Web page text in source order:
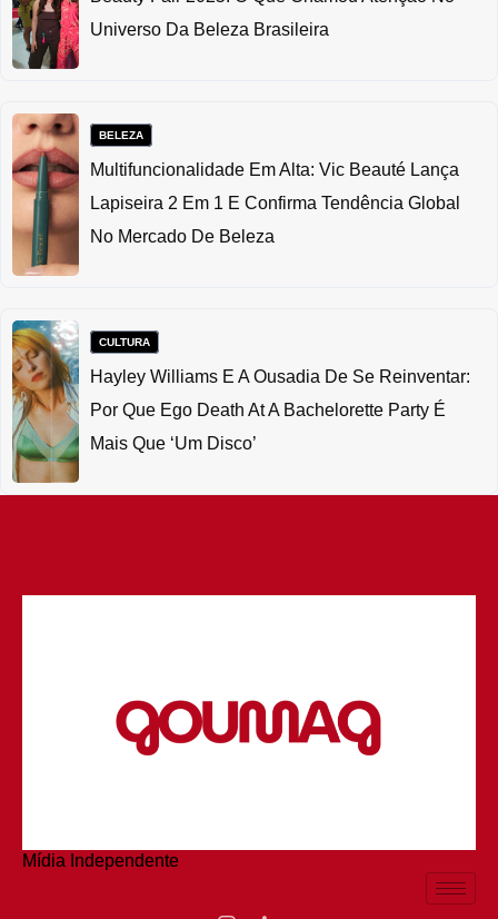
Universo Da Beleza Brasileira
BELEZA
Multifuncionalidade Em Alta: Vic Beauté Lança
Lapiseira 2 Em 1 E Confirma Tendência Global
No Mercado De Beleza
CULTURA
Hayley Williams E A Ousadia De Se Reinventar:
Por Que Ego Death At A Bachelorette Party É
Mais Que ‘um Disco’
Mídia Independente